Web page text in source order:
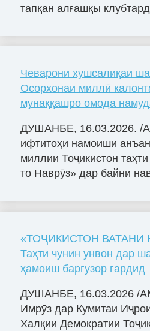
тапқан алғашқы
Чеварони хушсалиқаи
Осорхонаи миллӣ
мунаққашро омода
ДУШАНБЕ, 16.03.2026. /
ифтитоҳи намоиши
миллии Тоҷикистон
то Наврӯз» дар байни
«ТОҶИКИСТОН ВАТАНИ
Таҳти чунин унвон дар
ҳамоиш баргузор гардид
ДУШАНБЕ, 16.03.2026 /
Имрӯз дар Кумитаи
Халқии Демократии